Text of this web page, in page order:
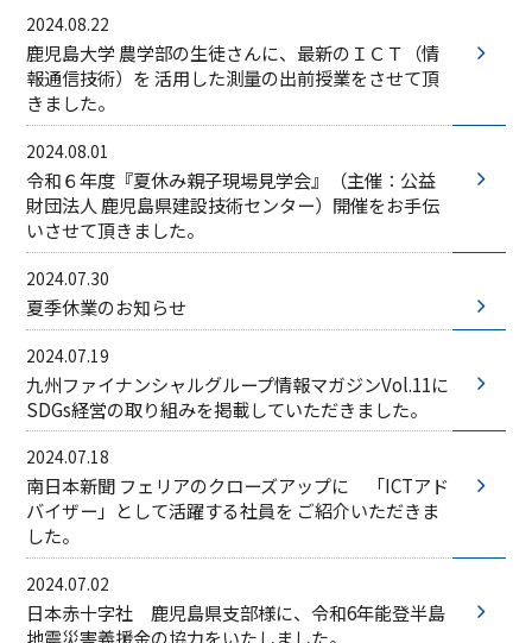
2024.08.22
鹿児島大学 農学部の生徒さんに、最新のＩＣＴ（情
報通信技術）を 活用した測量の出前授業をさせて頂
きました。
2024.08.01
令和６年度『夏休み親子現場見学会』（主催：公益
財団法人 鹿児島県​建設技術センター）開催をお手伝
いさせて頂きました。​
2024.07.30
夏季休業のお知らせ
2024.07.19
九州ファイナンシャルグループ情報マガジンVol.11に
SDGs経営の取り組みを掲載していただきました。
2024.07.18
南日本新聞 フェリアのクローズアップに 「ICTアド
バイザー」として活躍する社員を​ ご紹介いただきま
した。
2024.07.02
日本赤十字社 鹿児島県支部様に、令和6年能登半島
地震災害義援金の​協力をいたしました。​
サイトポリシーサイトマップ